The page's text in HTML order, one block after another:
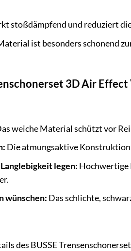
stoßdämpfend und reduziert
ist besonders schonend
3D Air
weiche Material schützt vor
Die atmungsaktive
legen: Hochwertige
wünschen: Das schlichte,
des BUSSE